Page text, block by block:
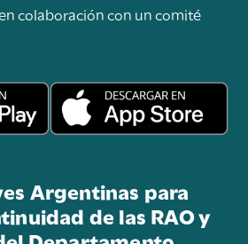
colaboración con un comité
Argentinas para
de las RAO y